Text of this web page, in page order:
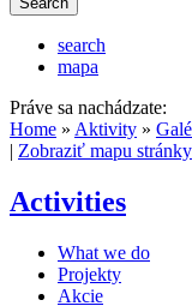
search
mapa
Práve sa nachádzate:
Home » Aktivity »
| Zobraziť mapu stránky
Activities
What we do
Projekty
Akcie